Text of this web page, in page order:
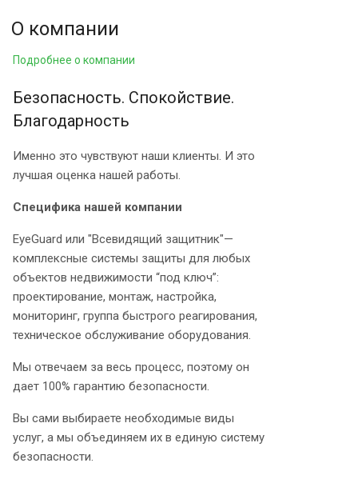
О компании
Подробнее о компании
Безопасность. Спокойствие.
Благодарность
Именно это чувствуют наши клиенты. И это
лучшая оценка нашей работы.
Специфика нашей компании
EyeGuard или "Всевидящий защитник"—
комплексные системы защиты для любых
объектов недвижимости “под ключ”:
проектирование, монтаж, настройка,
мониторинг, группа быстрого реагирования,
техническое обслуживание оборудования.
Мы отвечаем за весь процесс, поэтому он
дает 100% гарантию безопасности.
Вы сами выбираете необходимые виды
услуг, а мы объединяем их в единую систему
безопасности.